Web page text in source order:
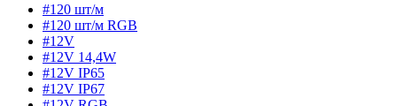
#120 шт/м
#120 шт/м RGB
#12V
#12V 14,4W
#12V IP65
#12V IP67